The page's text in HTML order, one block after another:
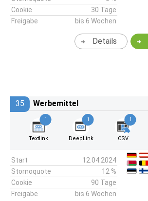
Cookie
30 Tage
Freigabe
bis 6 Wochen
Details
35 Werbemittel
1
Textlink
1
DeepLink
1
CSV
Start
12.04.2024
Stornoquote
12 %
Cookie
90 Tage
Freigabe
bis 6 Wochen